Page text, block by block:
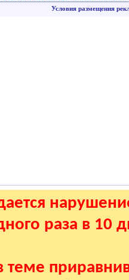
Условия размещения
раза в 10
теме